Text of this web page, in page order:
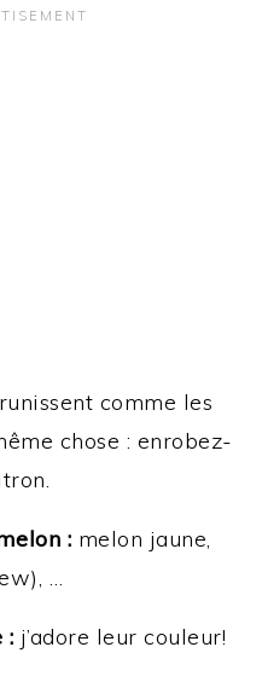
comme les
chose : enrobez-
: melon jaune,
…
: j’adore leur couleur!